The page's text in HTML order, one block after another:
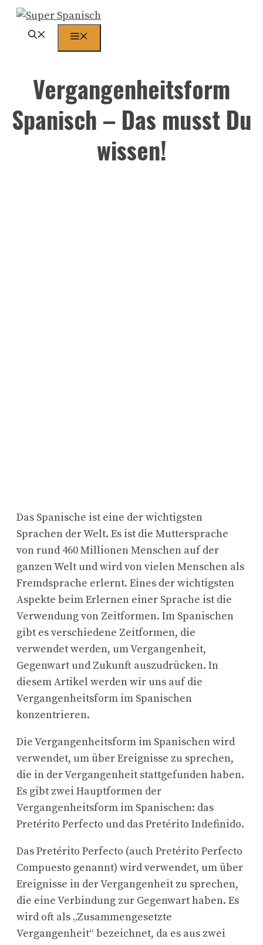
Zum
Inhalt
Vergangenheitsform
Spanisch – Das musst Du
wissen!
Das Spanische ist eine der wichtigsten
Sprachen der Welt. Es ist die Muttersprache
von rund 460 Millionen Menschen auf der
ganzen Welt und wird von vielen Menschen als
Fremdsprache erlernt. Eines der wichtigsten
Aspekte beim Erlernen einer Sprache ist die
Verwendung von Zeitformen. Im Spanischen
gibt es verschiedene Zeitformen, die
verwendet werden, um Vergangenheit,
Gegenwart und Zukunft auszudrücken. In
diesem Artikel werden wir uns auf die
Vergangenheitsform im Spanischen
konzentrieren.
Die Vergangenheitsform im Spanischen wird
verwendet, um über Ereignisse zu sprechen,
die in der Vergangenheit stattgefunden haben.
Es gibt zwei Hauptformen der
Vergangenheitsform im Spanischen: das
Pretérito Perfecto und das Pretérito Indefinido.
Das Pretérito Perfecto (auch Pretérito Perfecto
Compuesto genannt) wird verwendet, um über
Ereignisse in der Vergangenheit zu sprechen,
die eine Verbindung zur Gegenwart haben. Es
wird oft als „Zusammengesetzte
Vergangenheit“ bezeichnet, da es aus zwei